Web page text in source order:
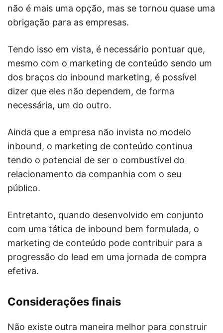
não é mais uma opção, mas se tornou quase uma
obrigação para as empresas.
Tendo isso em vista, é necessário pontuar que,
mesmo com o marketing de conteúdo sendo um
dos braços do inbound marketing, é possível
dizer que eles não dependem, de forma
necessária, um do outro.
Ainda que a empresa não invista no modelo
inbound, o marketing de conteúdo continua
tendo o potencial de ser o combustível do
relacionamento da companhia com o seu
público.
Entretanto, quando desenvolvido em conjunto
com uma tática de inbound bem formulada, o
marketing de conteúdo pode contribuir para a
progressão do lead em uma jornada de compra
efetiva.
Considerações finais
Não existe outra maneira melhor para construir